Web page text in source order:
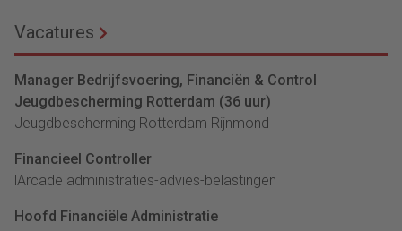
Vacatures
Manager Bedrijfsvoering, Financiën & Control
Jeugdbescherming Rotterdam (36 uur)
Jeugdbescherming Rotterdam Rijnmond
Financieel Controller
lArcade administraties-advies-belastingen
Hoofd Financiële Administratie